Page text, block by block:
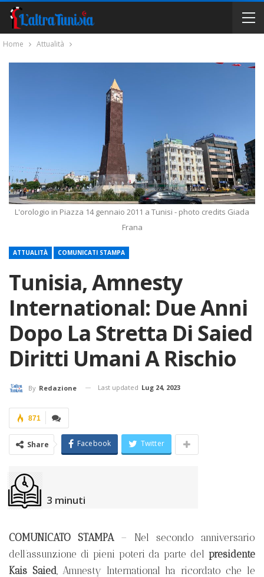
Home Attualità
L'orologio in Piazza 14 gennaio 2011 a Tunisi - photo credits Giada
Frana
ATTUALITÀ COMUNICATI STAMPA
Tunisia, Amnesty
International: Due Anni
Dopo La Stretta Di Saied
Diritti Umani A Rischio
By Redazione Last updated Lug 24, 2023
871
Share Facebook Twitter
3 minuti
COMUNICATO STAMPA – Nel secondo anniversario
dell’assunzione di pieni poteri da parte del presidente
Kais Saied, Amnesty International ha ricordato che le